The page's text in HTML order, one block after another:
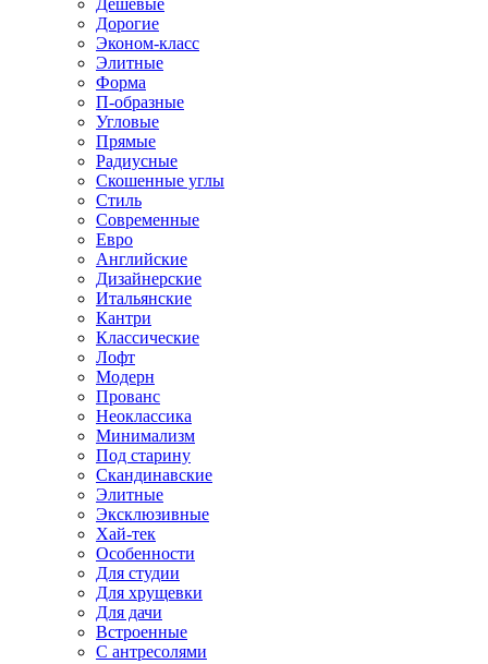
Дешевые
Дорогие
Эконом-класс
Элитные
Форма
П-образные
Угловые
Прямые
Радиусные
Скошенные углы
Стиль
Современные
Евро
Английские
Дизайнерские
Итальянские
Кантри
Классические
Лофт
Модерн
Прованс
Неоклассика
Минимализм
Под старину
Скандинавские
Элитные
Эксклюзивные
Хай-тек
Особенности
Для студии
Для хрущевки
Для дачи
Встроенные
С антресолями